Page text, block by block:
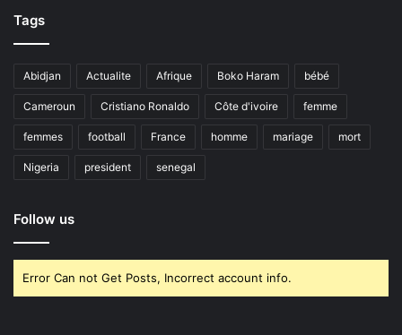
Tags
Abidjan Actualite Afrique Boko Haram bébé
Cameroun Cristiano Ronaldo Côte d'ivoire femme
femmes football France homme mariage mort
Nigeria president senegal
Follow us
Error Can not Get Posts, Incorrect account info.